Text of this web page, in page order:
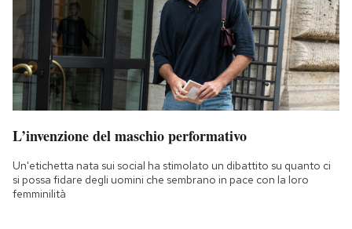
L’invenzione del maschio performativo
Un'etichetta nata sui social ha stimolato un dibattito su quanto ci
si possa fidare degli uomini che sembrano in pace con la loro
femminilità